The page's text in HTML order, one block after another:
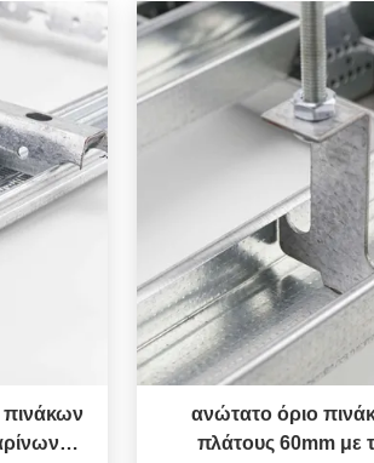
πινάκων
ανώτατο όριο
πλάτους 60mm με